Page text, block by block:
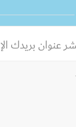
عنوان بريدك